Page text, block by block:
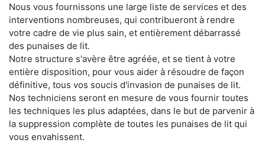
Nous vous fournissons une large liste de services et des
interventions nombreuses, qui contribueront à rendre
votre cadre de vie plus sain, et entièrement débarrassé
des punaises de lit.
Notre structure s'avère être agréée, et se tient à votre
entière disposition, pour vous aider à résoudre de façon
définitive, tous vos soucis d'invasion de punaises de lit.
Nos techniciens seront en mesure de vous fournir toutes
les techniques les plus adaptées, dans le but de parvenir à
la suppression complète de toutes les punaises de lit qui
vous envahissent.